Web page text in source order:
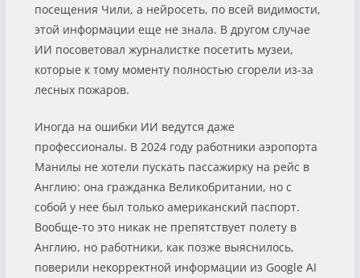
посещения Чили, а нейросеть, по всей видимости,
этой информации еще не знала. В другом случае
ИИ посоветовал журналистке посетить музеи,
которые к тому моменту полностью сгорели из-за
лесных пожаров.
Иногда на ошибки ИИ ведутся даже
профессионалы. В 2024 году работники аэропорта
Манилы не хотели пускать пассажирку на рейс в
Англию: она гражданка Великобритании, но с
собой у нее был только американский паспорт.
Вообще-то это никак не препятствует полету в
Англию, но работники, как позже выяснилось,
поверили некорректной информации из Google AI